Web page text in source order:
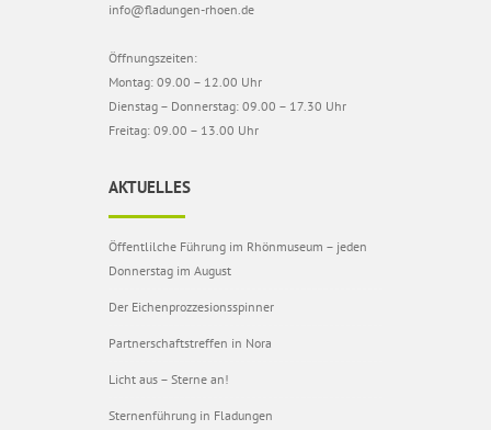
info@fladungen-rhoen.de
Öffnungszeiten:
Montag: 09.00 – 12.00 Uhr
Dienstag – Donnerstag: 09.00 – 17.30 Uhr
Freitag: 09.00 – 13.00 Uhr
AKTUELLES
Öffentlilche Führung im Rhönmuseum – jeden
Donnerstag im August
Der Eichenprozzesionsspinner
Partnerschaftstreffen in Nora
Licht aus – Sterne an!
Sternenführung in Fladungen